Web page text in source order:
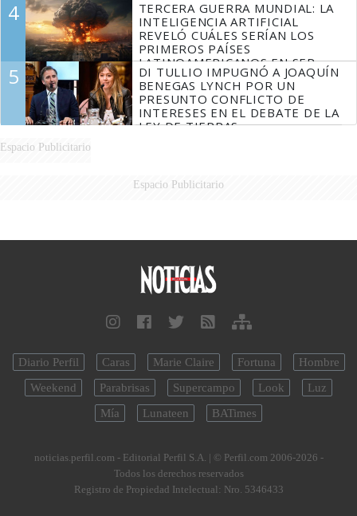
MARIDO
4
TERCERA GUERRA MUNDIAL: LA
INTELIGENCIA ARTIFICIAL
REVELÓ CUÁLES SERÍAN LOS
PRIMEROS PAÍSES
LATINOAMERICANOS EN SER
DERROTADOS
5
DI TULLIO IMPUGNÓ A JOAQUÍN
BENEGAS LYNCH POR UN
PRESUNTO CONFLICTO DE
INTERESES EN EL DEBATE DE LA
LEY DE TIERRAS
Espacio Publicitario
Espacio Publicitario
Diario Perfil Caras Marie Claire Fortuna
Hombre
Weekend
Parabrisas Supercampo Look
Luz
Mía
Lunateen BATimes
noticias.perfil.com - Editorial Perfil S.A. | © Perfil.com 2006-2026 -
Todos los derechos reservados
Registro de Propiedad Intelectual: Nro. 5346433